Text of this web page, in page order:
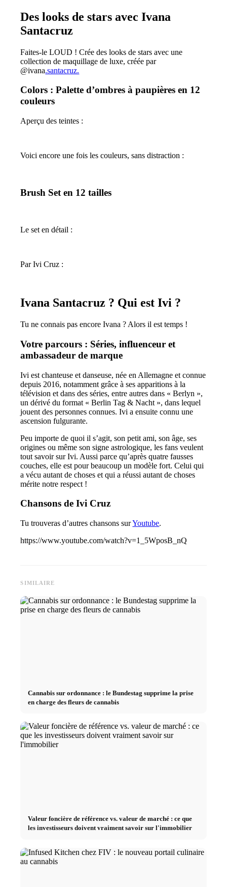
Des looks de stars avec Ivana
Santacruz
Faites-le LOUD ! Crée des looks de stars avec une
collection de maquillage de luxe, créée par
@ivana.santacruz.
Colors : Palette d’ombres à paupières en 12
couleurs
Aperçu des teintes :
Voici encore une fois les couleurs, sans distraction :
Brush Set en 12 tailles
Le set en détail :
Par Ivi Cruz :
Ivana Santacruz ? Qui est Ivi ?
Tu ne connais pas encore Ivana ? Alors il est temps !
Votre parcours : Séries, influenceur et
ambassadeur de marque
Ivi est chanteuse et danseuse, née en Allemagne et connue
depuis 2016, notamment grâce à ses apparitions à la
télévision et dans des séries, entre autres dans « Berlyn »,
un dérivé du format « Berlin Tag & Nacht », dans lequel
jouent des personnes connues. Ivi a ensuite connu une
ascension fulgurante.
Peu importe de quoi il s’agit, son petit ami, son âge, ses
origines ou même son signe astrologique, les fans veulent
tout savoir sur Ivi. Aussi parce qu’après quatre fausses
couches, elle est pour beaucoup un modèle fort. Celui qui
a vécu autant de choses et qui a réussi autant de choses
mérite notre respect !
Chansons de Ivi Cruz
Tu trouveras d’autres chansons surYoutube.
https://www.youtube.com/watch?v=1_5WposB_nQ
SIMILAIRE
Cannabis sur ordonnance : le Bundestag supprime la prise
en charge des fleurs de cannabis
Valeur foncière de référence vs. valeur de marché : ce que
les investisseurs doivent vraiment savoir sur l'immobilier